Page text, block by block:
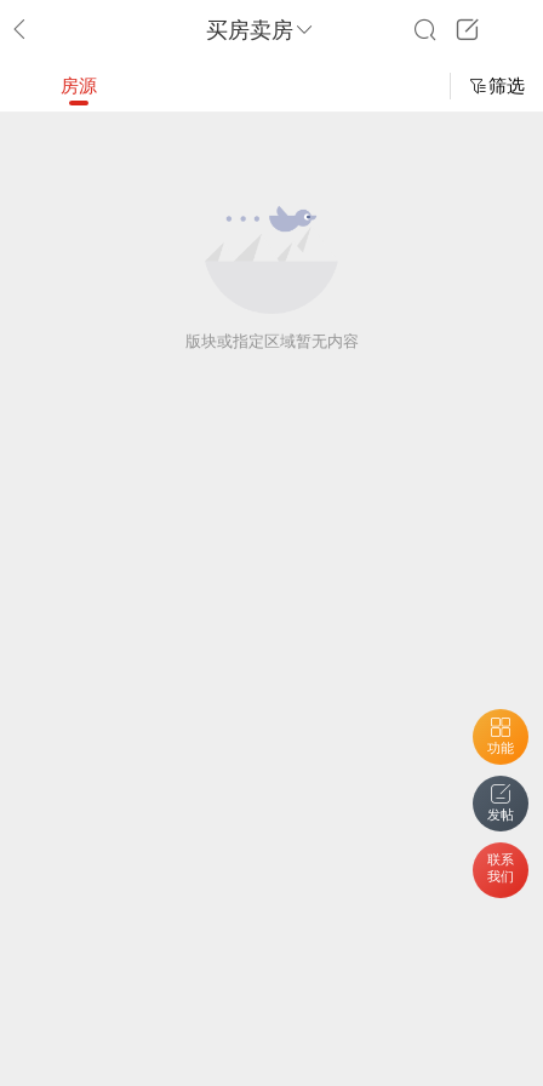
买房卖房
功能
发帖
联系
我们
房源 筛选
版块或指定区域暂无内容